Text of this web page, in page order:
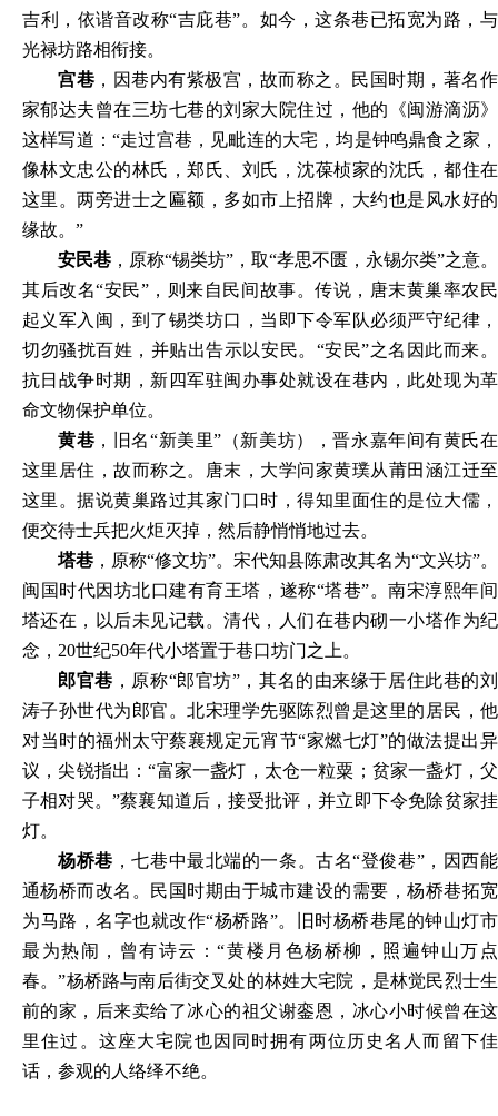
吉利，依谐音改称“吉庇巷”。如今，这条巷已拓宽为路，与
光禄坊路相衔接。
宫巷 ，因巷内有紫极宫，故而称之。民国时期，著名作
家郁达夫曾在三坊七巷的刘家大院住过，他的《闽游滴沥》
这样写道：“走过宫巷，见毗连的大宅，均是钟鸣鼎食之家，
像林文忠公的林氏，郑氏、刘氏，沈葆桢家的沈氏，都住在
这里。两旁进士之匾额，多如市上招牌，大约也是风水好的
缘故。”
安民巷 ，原称“锡类坊”，取“孝思不匮，永锡尔类”之意。
其后改名“安民”，则来自民间故事。传说，唐末黄巢率农民
起义军入闽，到了锡类坊口，当即下令军队必须严守纪律，
切勿骚扰百姓，并贴出告示以安民。“安民”之名因此而来。
抗日战争时期，新四军驻闽办事处就设在巷内，此处现为革
命文物保护单位。
黄巷 ，旧名“新美里”（新美坊），晋永嘉年间有黄氏在
这里居住，故而称之。唐末，大学问家黄璞从莆田涵江迁至
这里。据说黄巢路过其家门口时，得知里面住的是位大儒，
便交待士兵把火炬灭掉，然后静悄悄地过去。
塔巷 ，原称“修文坊”。宋代知县陈肃改其名为“文兴坊”。
闽国时代因坊北口建有育王塔，遂称“塔巷”。南宋淳熙年间
塔还在，以后未见记载。清代，人们在巷内砌一小塔作为纪
念，20世纪50年代小塔置于巷口坊门之上。
郎官巷 ，原称“郎官坊”，其名的由来缘于居住此巷的刘
涛子孙世代为郎官。北宋理学先驱陈烈曾是这里的居民，他
对当时的福州太守蔡襄规定元宵节“家燃七灯”的做法提出异
议，尖锐指出：“富家一盏灯，太仓一粒粟；贫家一盏灯，父
子相对哭。”蔡襄知道后，接受批评，并立即下令免除贫家挂
灯。
杨桥巷 ，七巷中最北端的一条。古名“登俊巷”，因西能
通杨桥而改名。民国时期由于城市建设的需要，杨桥巷拓宽
为马路，名字也就改作“杨桥路”。旧时杨桥巷尾的钟山灯市
最为热闹，曾有诗云：“黄楼月色杨桥柳，照遍钟山万点
春。”杨桥路与南后街交叉处的林姓大宅院，是林觉民烈士生
前的家，后来卖给了冰心的祖父谢銮恩，冰心小时候曾在这
里住过。这座大宅院也因同时拥有两位历史名人而留下佳
话，参观的人络绎不绝。